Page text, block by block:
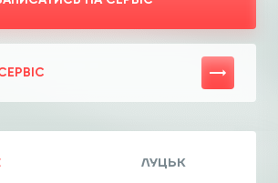
ЛУЦЬК